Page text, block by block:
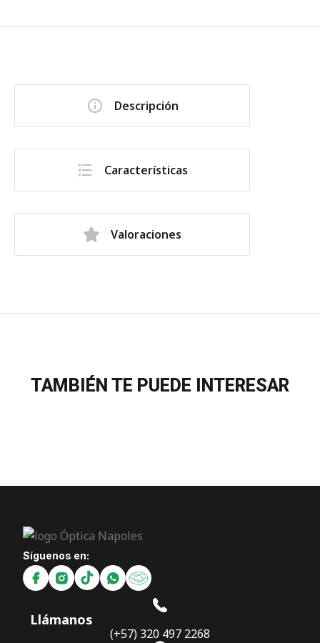
Descripción
Características
Valoraciones
TAMBIÉN TE PUEDE INTERESAR
Síguenos en:
Llámanos
(+57) 320 497 2268